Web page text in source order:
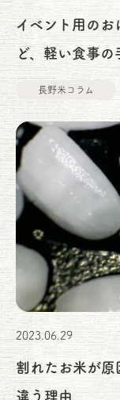
イベント用のお
ど、軽い食事の
長野米コラム
2023.06.29
割れたお米が
違う理由